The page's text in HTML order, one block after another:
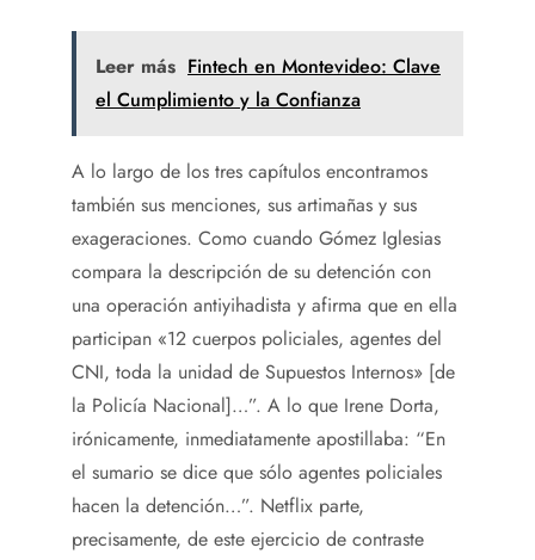
Leer más Fintech en Montevideo: Clave
el Cumplimiento y la Confianza
A lo largo de los tres capítulos encontramos
también sus menciones, sus artimañas y sus
exageraciones. Como cuando Gómez Iglesias
compara la descripción de su detención con
una operación antiyihadista y afirma que en ella
participan «12 cuerpos policiales, agentes del
CNI, toda la unidad de Supuestos Internos» [de
la Policía Nacional]…”. A lo que Irene Dorta,
irónicamente, inmediatamente apostillaba: “En
el sumario se dice que sólo agentes policiales
hacen la detención…”. Netflix parte,
precisamente, de este ejercicio de contraste